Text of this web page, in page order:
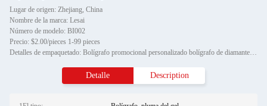
Lugar de origen: Zhejiang, China
Nombre de la marca: Lesai
Número de modelo: BI002
Precio: $2.00/pieces 1-99 pieces
Detalles de empaquetado: Bolígrafo promocional personalizado bolígrafo de diamante cristal bolígrafo de metal para regalo
Detalle Description